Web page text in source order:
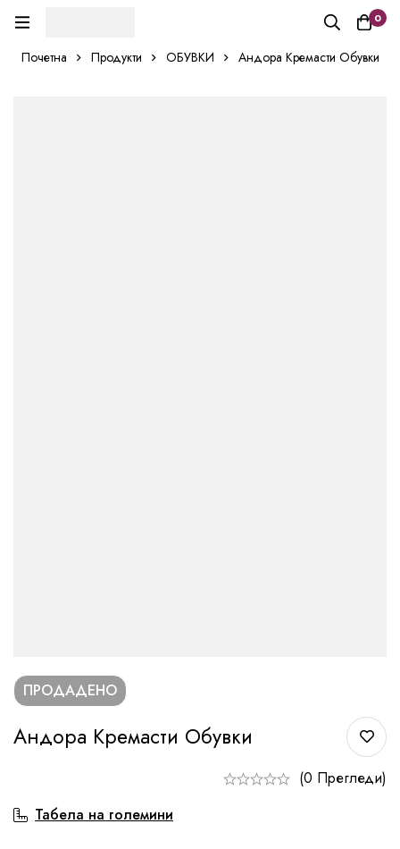
0
Почетна Продукти ОБУВКИ Андора Кремасти Обувки
ПРОДАДЕНО
Андора Кремасти Обувки
(0 Прегледи)
Табела на големини